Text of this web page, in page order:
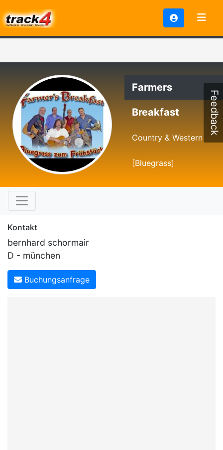
Farmers
Breakfast
Country & Western
[Bluegrass]
Kontakt
bernhard schormair
D - münchen
Buchungsanfrage
Feedback